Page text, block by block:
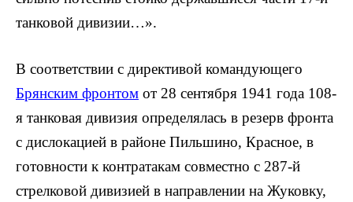
танковой дивизии…».
В соответствии с директивой командующего
Брянским фронтом от 28 сентября 1941 года 108-
я танковая дивизия определялась в резерв фронта
с дислокацией в районе Пильшино, Красное, в
готовности к контратакам совместно с 287-й
стрелковой дивизией в направлении на Жуковку,